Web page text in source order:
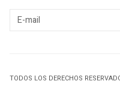
TODOS LOS DERECHOS